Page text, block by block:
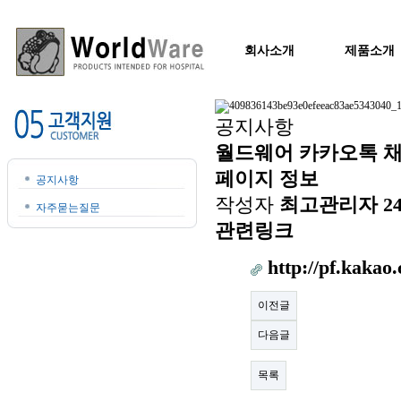
회사소개 제품소개
공지사항
자주묻는질문
공지사항
월드웨어 카카오톡
페이지 정보
작성자 최고관리자
관련링크
http://
이전글
다음글
목록